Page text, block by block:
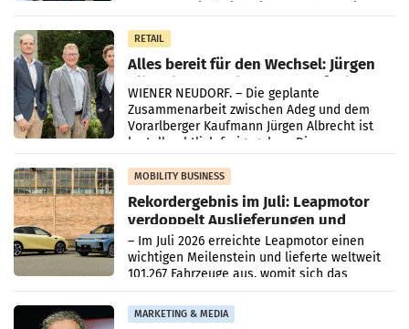
RETAIL
Alles bereit für den Wechsel: Jürgen
Albrecht setzt ab 1.1.2027 auf Adeg
WIENER NEUDORF. – Die geplante
Zusammenarbeit zwischen Adeg und dem
Vorarlberger Kaufmann Jürgen Albrecht ist
kartellrechtlich freigegeben: Die
Bundeswettbewerbsbehörde und der
Bundeskartellanwalt
MOBILITY BUSINESS
Rekordergebnis im Juli: Leapmotor
verdoppelt Auslieferungen und
überschreitet die 100.000er-Marke
– Im Juli 2026 erreichte Leapmotor einen
wichtigen Meilenstein und lieferte weltweit
101.267 Fahrzeuge aus, womit sich das
Ergebnis gegenüber Juli 2025 mehr als
verdoppelte (+102
MARKETING & MEDIA